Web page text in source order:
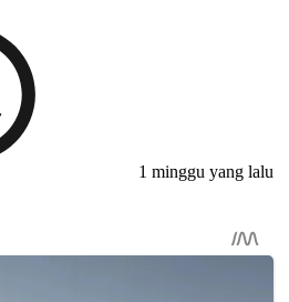
1 minggu yang lalu